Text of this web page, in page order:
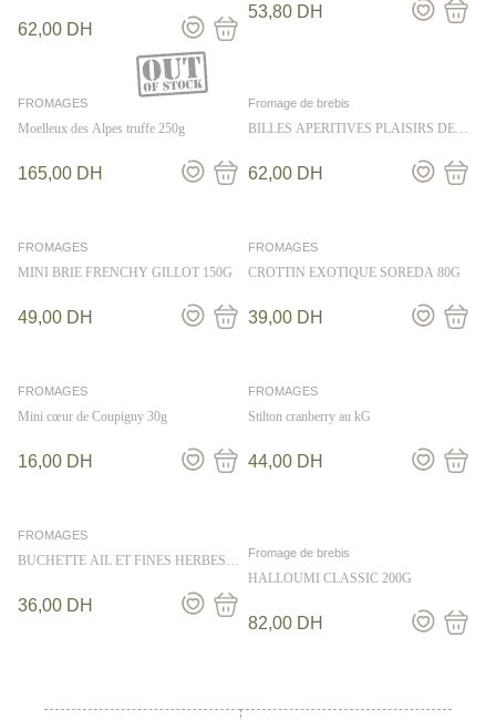
62,00 DH
53,80 DH
FROMAGES
Moelleux des Alpes truffe 250g
165,00 DH
Fromage de brebis
BILLES APERITIVES PLAISIRS DE
62,00 DH
FROMAGES
MINI BRIE FRENCHY GILLOT 150G
49,00 DH
FROMAGES
CROTTIN EXOTIQUE SOREDA 80G
39,00 DH
FROMAGES
Mini cœur de Coupigny 30g
16,00 DH
FROMAGES
Stilton cranberry au kG
44,00 DH
FROMAGES
BUCHETTE AIL ET FINES HERBES
36,00 DH
Fromage de brebis
HALLOUMI CLASSIC 200G
82,00 DH